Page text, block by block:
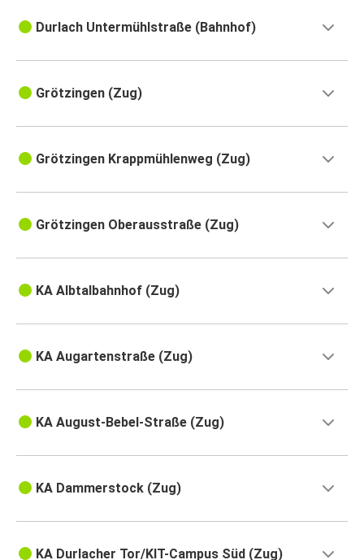
Durlach Untermühlstraße (Bahnhof)
Grötzingen (Zug)
Grötzingen Krappmühlenweg (Zug)
Grötzingen Oberausstraße (Zug)
KA Albtalbahnhof (Zug)
KA Augartenstraße (Zug)
KA August-Bebel-Straße (Zug)
KA Dammerstock (Zug)
KA Durlacher Tor/KIT-Campus Süd (Zug)